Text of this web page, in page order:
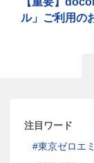
ル」ご利用の
注目ワード
東京ゼロエ